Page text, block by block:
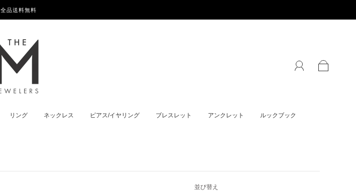
全品送料無料
リング ネックレス ピアス/イヤリング ブレスレット アンクレット ルックブック
並び替え